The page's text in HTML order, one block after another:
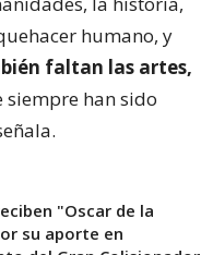
humano, y
faltan las artes,
siempre han sido
"Oscar de la
su aporte en